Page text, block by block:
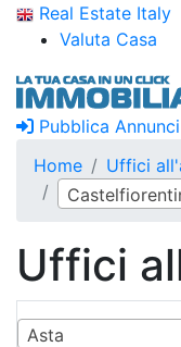
Real Estate Italy
Valuta Casa
Pubblica Annunci
Home
Uffici
Uffici
Asta